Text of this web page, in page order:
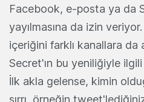
Facebook, e-posta ya da
yayılmasına da izin
içeriğini farklı kanallara da
Secret'ın bu yeniliğiyle
İlk akla gelense, kimin
sırrı, örneğin